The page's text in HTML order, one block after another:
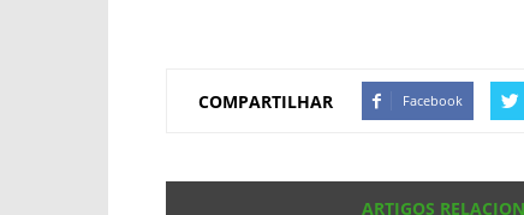
COMPARTILHAR Facebook
ARTIGOS